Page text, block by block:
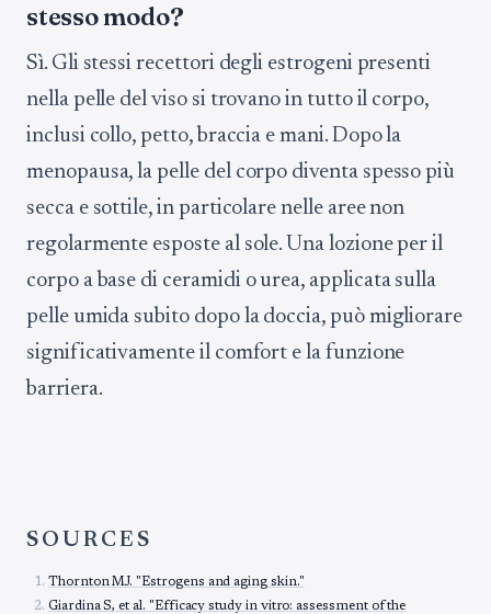
stesso modo?
Sì. Gli stessi recettori degli estrogeni presenti
nella pelle del viso si trovano in tutto il corpo,
inclusi collo, petto, braccia e mani. Dopo la
menopausa, la pelle del corpo diventa spesso più
secca e sottile, in particolare nelle aree non
regolarmente esposte al sole. Una lozione per il
corpo a base di ceramidi o urea, applicata sulla
pelle umida subito dopo la doccia, può migliorare
significativamente il comfort e la funzione
barriera.
SOURCES
Thornton MJ. "Estrogens and aging skin."
Giardina S, et al. "Efficacy study in vitro: assessment of the